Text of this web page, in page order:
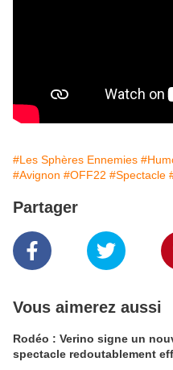
#Les Sphères Ennemies
#Avignon #OFF22 #Spectacle
Partager
Vous aimerez aussi
Rodéo : Verino signe un
spectacle redoutablement